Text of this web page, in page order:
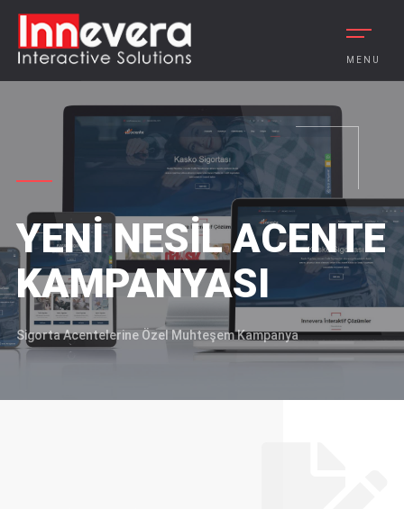
MENU
YENI NESIL ACENTE
KAMPANYASI
Sigorta Acentelerine Özel Muhteşem Kampanya